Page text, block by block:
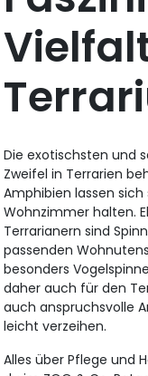
Die exotischsten und
Zweifel in Terrarien
Amphibien lassen
Wohnzimmer halten.
Terrarianern sind
passenden
besonders
daher auch für den
auch anspruchsvolle
leicht verzeihen.
Alles über Pflege und